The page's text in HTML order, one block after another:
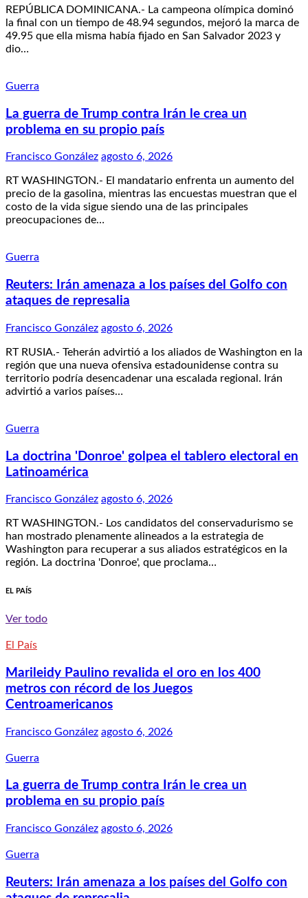
REPÚBLICA DOMINICANA.- La campeona olímpica dominó
la final con un tiempo de 48.94 segundos, mejoró la marca de
49.95 que ella misma había fijado en San Salvador 2023 y
dio…
Guerra
La guerra de Trump contra Irán le crea un
problema en su propio país
Francisco González agosto 6, 2026
RT WASHINGTON.- El mandatario enfrenta un aumento del
precio de la gasolina, mientras las encuestas muestran que el
costo de la vida sigue siendo una de las principales
preocupaciones de…
Guerra
Reuters: Irán amenaza a los países del Golfo con
ataques de represalia
Francisco González agosto 6, 2026
RT RUSIA.- Teherán advirtió a los aliados de Washington en la
región que una nueva ofensiva estadounidense contra su
territorio podría desencadenar una escalada regional. Irán
advirtió a varios países…
Guerra
La doctrina 'Donroe' golpea el tablero electoral en
Latinoamérica
Francisco González agosto 6, 2026
RT WASHINGTON.- Los candidatos del conservadurismo se
han mostrado plenamente alineados a la estrategia de
Washington para recuperar a sus aliados estratégicos en la
región. La doctrina 'Donroe', que proclama…
EL PAÍS
Ver todo
El País
Marileidy Paulino revalida el oro en los 400
metros con récord de los Juegos
Centroamericanos
Francisco González agosto 6, 2026
Guerra
La guerra de Trump contra Irán le crea un
problema en su propio país
Francisco González agosto 6, 2026
Guerra
Reuters: Irán amenaza a los países del Golfo con